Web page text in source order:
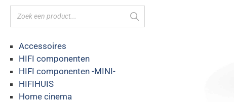
Accessoires
HIFI componenten
HIFI componenten -MINI-
HIFIHUIS
Home cinema